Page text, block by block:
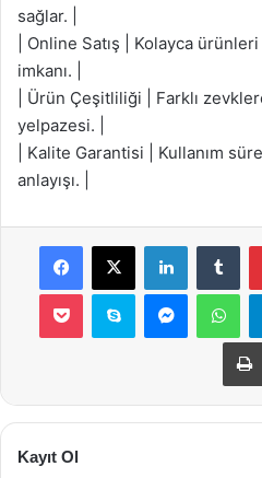
sağlar. |
| Online Satış | Kolayca
imkanı. |
| Ürün Çeşitliliği | Farklı
yelpazesi. |
| Kalite Garantisi | Kullanım
anlayışı. |
Facebook
X LinkedIn
Pocket Skype
Kayıt Ol